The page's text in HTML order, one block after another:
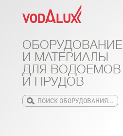
ОБОРУДОВАНИЕ
И МАТЕРИАЛЫ
ДЛЯ ВОДОЕМОВ
И ПРУДОВ